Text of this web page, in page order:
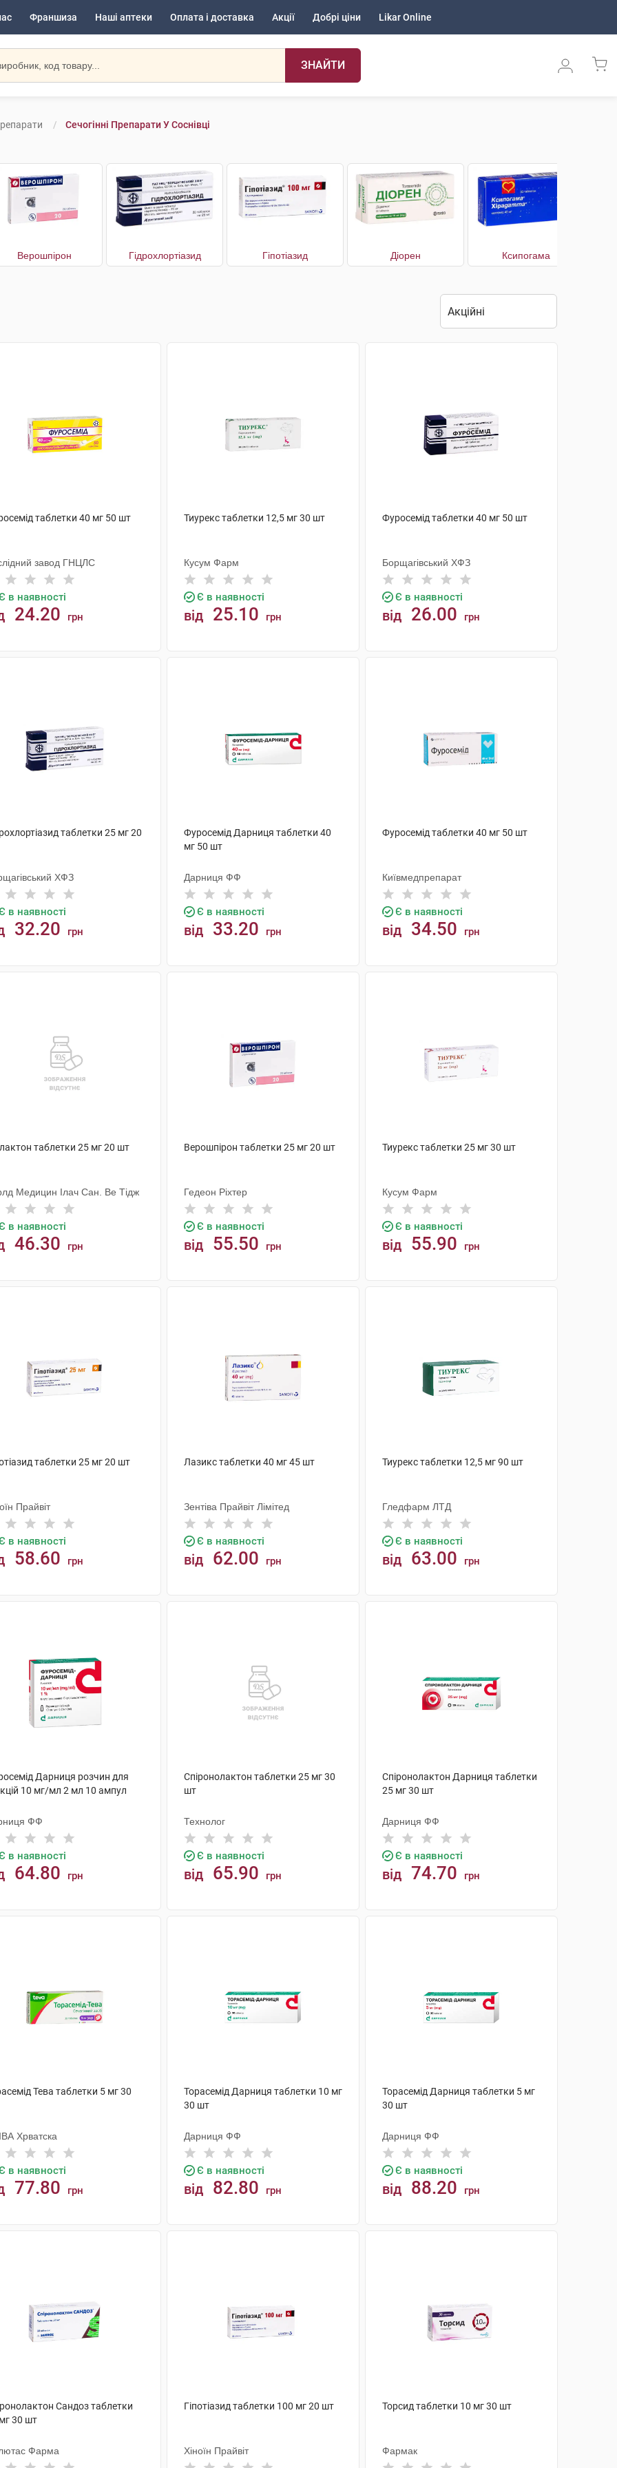
Франшиза Наші аптеки Оплата і доставка Акції Добрі ціни Likar Online
ЗНАЙТИ
Сечогінні Препарати У Соснівці
Верошпірон Гідрохлортіазид Гіпотіазид Діорен Ксипогама
таблетки 40 мг 50 шт
завод ГНЦЛС
в наявності
24.20 грн
Тиурекс таблетки 12,5 мг 30 шт
Кусум Фарм
Є в наявності
від 25.10 грн
Фуросемід таблетки 40 мг 50 шт
Борщагівський ХФЗ
Є в наявності
від 26.00 грн
таблетки 25 мг 20
ХФЗ
в наявності
32.20 грн
Фуросемід Дарниця таблетки 40
мг 50 шт
Дарниця ФФ
Є в наявності
від 33.20 грн
Фуросемід таблетки 40 мг 50 шт
Київмедпрепарат
Є в наявності
від 34.50 грн
таблетки 25 мг 20 шт
Медицин Ілач Сан. Ве Тідж
в наявності
46.30 грн
Верошпірон таблетки 25 мг 20 шт
Гедеон Ріхтер
Є в наявності
від 55.50 грн
Тиурекс таблетки 25 мг 30 шт
Кусум Фарм
Є в наявності
від 55.90 грн
таблетки 25 мг 20 шт
Прайвіт
в наявності
58.60 грн
Лазикс таблетки 40 мг 45 шт
Зентіва Прайвіт Лімітед
Є в наявності
від 62.00 грн
Тиурекс таблетки 12,5 мг 90 шт
Гледфарм ЛТД
Є в наявності
від 63.00 грн
Дарниця розчин для
10 мг/мл 2 мл 10 ампул
ФФ
в наявності
64.80 грн
Спіронолактон таблетки 25 мг 30
шт
Технолог
Є в наявності
від 65.90 грн
Спіронолактон Дарниця таблетки
25 мг 30 шт
Дарниця ФФ
Є в наявності
від 74.70 грн
Тева таблетки 5 мг 30
Хрватска
в наявності
77.80 грн
Торасемід Дарниця таблетки 10 мг
30 шт
Дарниця ФФ
Є в наявності
від 82.80 грн
Торасемід Дарниця таблетки 5 мг
30 шт
Дарниця ФФ
Є в наявності
від 88.20 грн
Сандоз таблетки
30 шт
Фарма
Гіпотіазид таблетки 100 мг 20 шт
Хіноїн Прайвіт
Торсид таблетки 10 мг 30 шт
Фармак